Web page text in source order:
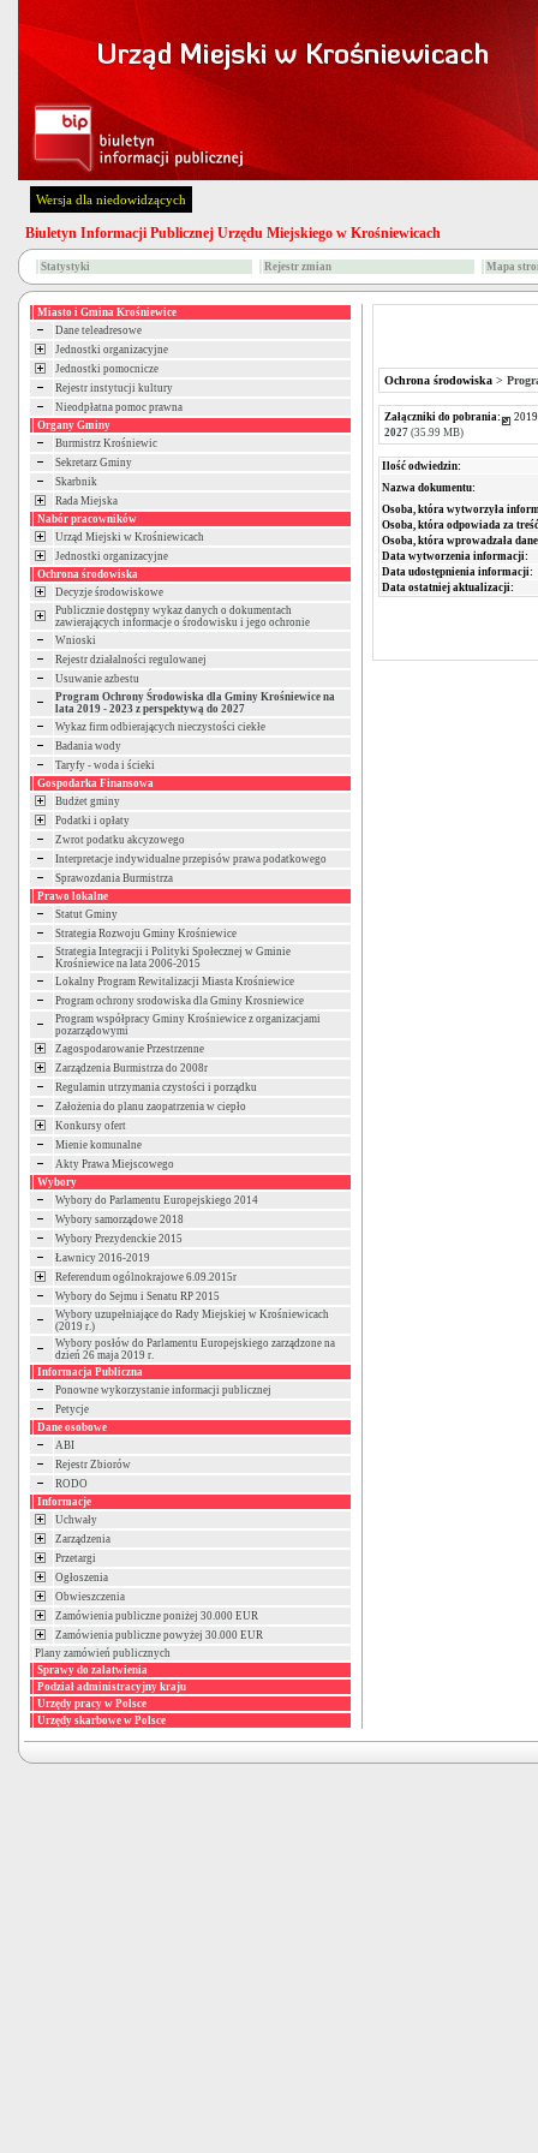
Wersja dla niedowidzących
Biuletyn Informacji Publicznej Urzędu Miejskiego w Krośniewicach
Statystyki Rejestr zmian Mapa
Miasto i Gmina Krośniewice
Dane teleadresowe
Jednostki organizacyjne
Jednostki pomocnicze
Rejestr instytucji kultury
Nieodpłatna pomoc prawna
Organy Gminy
Burmistrz Krośniewic
Sekretarz Gminy
Skarbnik
Rada Miejska
Nabór pracowników
Urząd Miejski w Krośniewicach
Jednostki organizacyjne
Ochrona środowiska
Decyzje środowiskowe
Publicznie dostępny wykaz danych o dokumentach
zawierających informacje o środowisku i jego ochronie
Wnioski
Rejestr działalności regulowanej
Usuwanie azbestu
Program Ochrony Środowiska dla Gminy Krośniewice na
lata 2019 - 2023 z perspektywą do 2027
Wykaz firm odbierających nieczystości ciekłe
Badania wody
Taryfy - woda i ścieki
Gospodarka Finansowa
Budżet gminy
Podatki i opłaty
Zwrot podatku akcyzowego
Interpretacje indywidualne przepisów prawa podatkowego
Sprawozdania Burmistrza
Prawo lokalne
Statut Gminy
Strategia Rozwoju Gminy Krośniewice
Strategia Integracji i Polityki Społecznej w Gminie
Krośniewice na lata 2006-2015
Lokalny Program Rewitalizacji Miasta Krośniewice
Program ochrony srodowiska dla Gminy Krosniewice
Program współpracy Gminy Krośniewice z organizacjami
pozarządowymi
Zagospodarowanie Przestrzenne
Zarządzenia Burmistrza do 2008r
Regulamin utrzymania czystości i porządku
Założenia do planu zaopatrzenia w ciepło
Konkursy ofert
Mienie komunalne
Akty Prawa Miejscowego
Wybory
Wybory do Parlamentu Europejskiego 2014
Wybory samorządowe 2018
Wybory Prezydenckie 2015
Ławnicy 2016-2019
Referendum ogólnokrajowe 6.09.2015r
Wybory do Sejmu i Senatu RP 2015
Wybory uzupełniające do Rady Miejskiej w Krośniewicach
(2019 r.)
Wybory posłów do Parlamentu Europejskiego zarządzone na
dzień 26 maja 2019 r.
Informacja Publiczna
Ponowne wykorzystanie informacji publicznej
Petycje
Dane osobowe
ABI
Rejestr Zbiorów
RODO
Informacje
Uchwały
Zarządzenia
Przetargi
Ogłoszenia
Obwieszczenia
Zamówienia publiczne poniżej 30.000 EUR
Zamówienia publiczne powyżej 30.000 EUR
Plany zamówień publicznych
Sprawy do załatwienia
Podział administracyjny kraju
Urzędy pracy w Polsce
Urzędy skarbowe w Polsce
Ochrona środowiska >
Załączniki do pobrania:
2027 (35.99 MB)
Ilość odwiedzin:
Nazwa dokumentu:
Osoba, która wytworzyła
Osoba, która odpowiada za
Osoba, która wprowadzała
Data wytworzenia informacji:
Data udostępnienia informacji:
Data ostatniej aktualizacji: